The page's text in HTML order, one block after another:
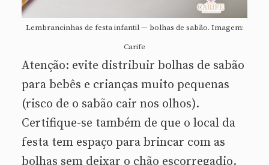
Lembrancinhas de festa infantil — bolhas de sabão. Imagem:
Carife
Atenção: evite distribuir bolhas de sabão
para bebês e crianças muito pequenas
(risco de o sabão cair nos olhos).
Certifique-se também de que o local da
festa tem espaço para brincar com as
bolhas sem deixar o chão escorregadio.